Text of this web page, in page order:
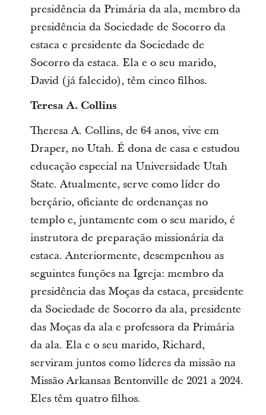
presidência da Primária da ala, membro da
presidência da Sociedade de Socorro da
estaca e presidente da Sociedade de
Socorro da estaca. Ela e o seu marido,
David (já falecido), têm cinco filhos.
Teresa A. Collins
Theresa A. Collins, de 64 anos, vive em
Draper, no Utah. É dona de casa e estudou
educação especial na Universidade Utah
State. Atualmente, serve como líder do
berçário, oficiante de ordenanças no
templo e, juntamente com o seu marido, é
instrutora de preparação missionária da
estaca. Anteriormente, desempenhou as
seguintes funções na Igreja: membro da
presidência das Moças da estaca, presidente
da Sociedade de Socorro da ala, presidente
das Moças da ala e professora da Primária
da ala. Ela e o seu marido, Richard,
serviram juntos como líderes da missão na
Missão Arkansas Bentonville de 2021 a 2024.
Eles têm quatro filhos.